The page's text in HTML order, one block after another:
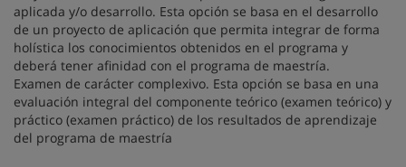
aplicada y/o desarrollo. Esta opción se basa en el desarrollo
de un proyecto de aplicación que permita integrar de forma
holística los conocimientos obtenidos en el programa y
deberá tener afinidad con el programa de maestría.
Examen de carácter complexivo. Esta opción se basa en una
evaluación integral del componente teórico (examen teórico) y
práctico (examen práctico) de los resultados de aprendizaje
del programa de maestría